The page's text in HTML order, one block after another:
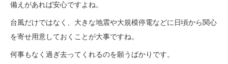
備えがあれば安心ですよね。
台風だけではなく、大きな地震や大規模停電などに日頃から関心
を寄せ用意しておくことが大事ですね。
何事もなく過ぎ去ってくれるのを願うばかりです。